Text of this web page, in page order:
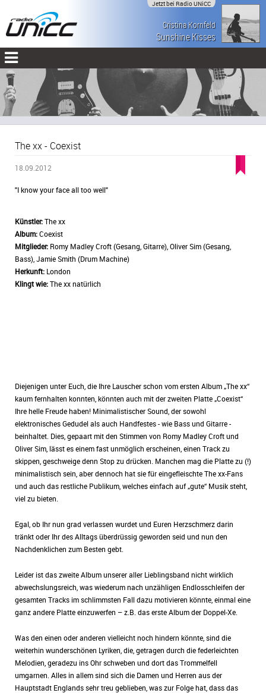
Jetzt bei Radio UNiCC
Cristina Kornfeld
Sunshine Kisses
The xx - Coexist
18.09.2012
"I know your face all too well"
Künstler:The xx
Album:Coexist
Mitglieder: Romy Madley Croft (Gesang, Gitarre), Oliver Sim (Gesang,
Bass), Jamie Smith (Drum Machine)
Herkunft: London
Klingt wie:The xx natürlich
Diejenigen unter Euch, die Ihre Lauscher schon vom ersten Album „The xx“
kaum fernhalten konnten, könnten auch mit der zweiten Platte „Coexist“
Ihre helle Freude haben! Minimalistischer Sound, der sowohl
elektronisches Gedudel als auch Handfestes - wie Bass und Gitarre -
beinhaltet. Dies, gepaart mit den Stimmen von Romy Madley Croft und
Oliver Sim, lässt es einem fast unmöglich erscheinen, einen Track zu
skippen, geschweige denn Stop zu drücken. Manchen mag die Platte zu (!)
minimalistisch sein, aber dennoch hat sie für eingefleischte The xx-Fans
und auch das restliche Publikum, welches einfach auf „gute“ Musik steht,
viel zu bieten.
Egal, ob Ihr nun grad verlassen wurdet und Euren Herzschmerz darin
tränkt oder Ihr des Alltags überdrüssig geworden seid und nun den
Nachdenklichen zum Besten gebt.
Leider ist das zweite Album unserer aller Lieblingsband nicht wirklich
abwechslungsreich, was wiederum nach unzähligen Endlosschleifen der
gesamten Tracks im schlimmsten Fall dazu motivieren könnte, einmal eine
ganz andere Platte einzuwerfen – z.B. das erste Album der Doppel-Xe.
Was den einen oder anderen vielleicht noch hindern könnte, sind die
weiterhin wunderschönen Lyriken, die, getragen durch die federleichten
Melodien, geradezu ins Ohr schweben und dort das Trommelfell
umgarnen. Alles in allem sind sich die Damen und Herren aus der
Hauptstadt Englands sehr treu geblieben, was zur Folge hat, dass das